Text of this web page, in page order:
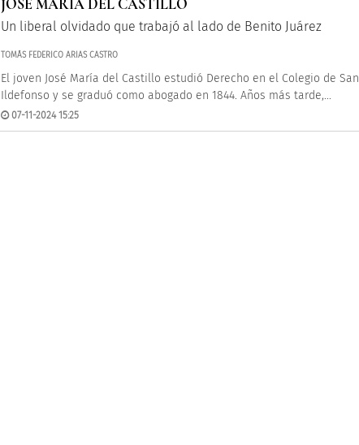
JOSÉ MARÍA DEL CASTILLO
Un liberal olvidado que trabajó al lado de Benito Juárez
TOMÁS FEDERICO ARIAS CASTRO
El joven José María del Castillo estudió Derecho en el Colegio de San
Ildefonso y se graduó como abogado en 1844. Años más tarde,...
07-11-2024 15:25